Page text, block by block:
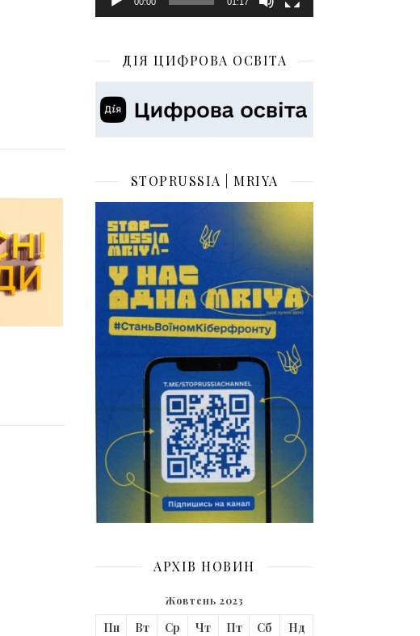
ДІЯ ЦИФРОВА ОСВІТА
STOPRUSSIA | MRIYA
АРХІВ НОВИН
Жовтень 2023
Пн Вт Ср Чт Пт Сб
Нд